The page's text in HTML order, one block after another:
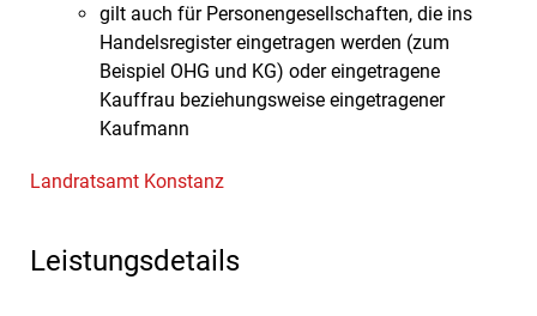
gilt auch für Personengesellschaften, die ins
Handelsregister eingetragen werden (zum
Beispiel OHG und KG) oder eingetragene
Kauffrau beziehungsweise eingetragener
Kaufmann
Landratsamt Konstanz
Leistungsdetails